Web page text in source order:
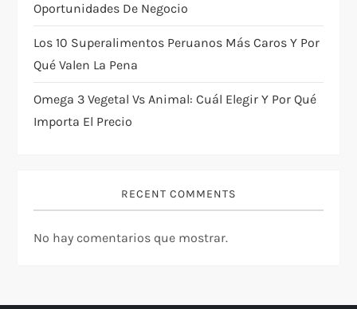
Oportunidades De Negocio
Los 10 Superalimentos Peruanos Más Caros Y Por
Qué Valen La Pena
Omega 3 Vegetal Vs Animal: Cuál Elegir Y Por Qué
Importa El Precio
RECENT COMMENTS
No hay comentarios que mostrar.